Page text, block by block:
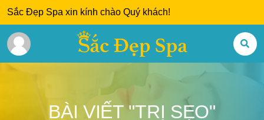
Sắc Đẹp Spa xin kính chào Quý khách!
BÀI VIẾT "TRỊ SẸO"